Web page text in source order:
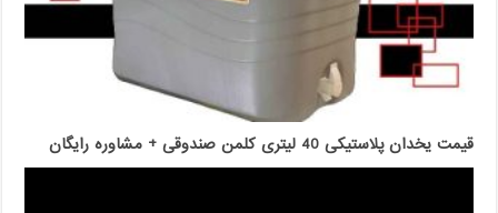
قیمت یخدان پلاستیکی 40 لیتری کلمن صندوقی + مشاوره رایگان